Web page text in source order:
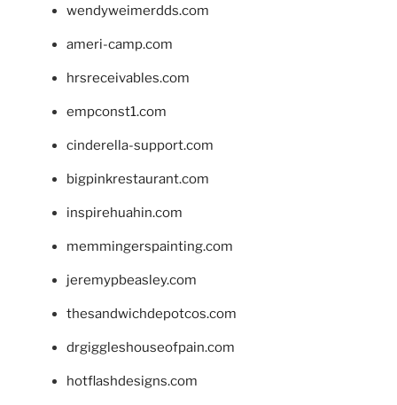
wendyweimerdds.com
ameri-camp.com
hrsreceivables.com
empconst1.com
cinderella-support.com
bigpinkrestaurant.com
inspirehuahin.com
memmingerspainting.com
jeremypbeasley.com
thesandwichdepotcos.com
drgiggleshouseofpain.com
hotflashdesigns.com